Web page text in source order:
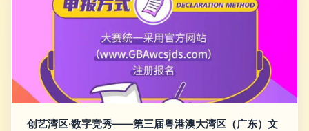
创艺湾区·数字竞秀——第三届粤港澳大湾区（广东）文